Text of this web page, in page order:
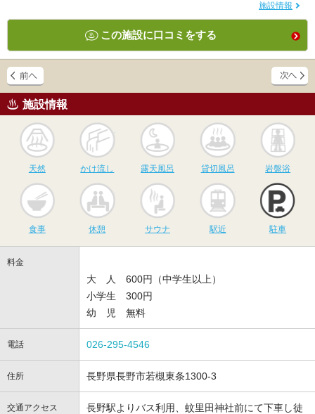
施設情報
この施設に口コミをする
施設情報
天然
かけ流し
かけ流し
露天風呂
露天風呂
貸切風呂
貸切風呂 岩盤浴
食事 休憩
サウナ
サウナ 駅近 駐車
料金
大 人 600円（中学生以上）
小学生 300円
幼 児 無料
電話 026-295-4546
住所 長野県長野市若槻東条1300-3
交通アクセス
長野駅よりバス利用、蚊里田神社前にて下車し徒